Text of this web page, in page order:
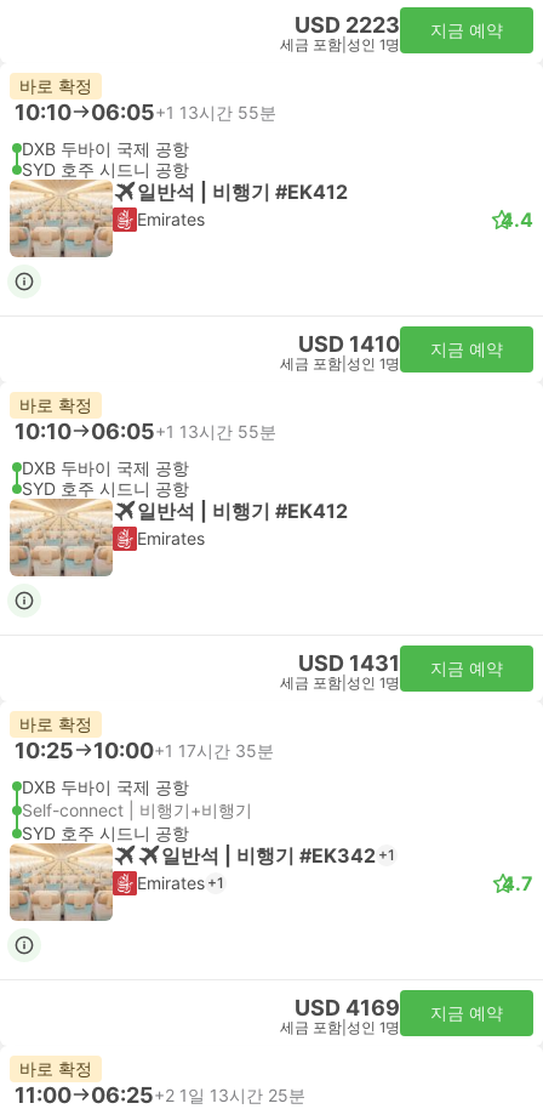
USD 2223
세금 포함 성인 1명
지금 예약
바로 확정
10:10 06:05+1 13시간 55분
DXB 두바이 국제 공항
SYD 호주 시드니 공항
일반석 | 비행기 #EK412
Emirates 4.4
USD 1410
세금 포함 성인 1명
지금 예약
바로 확정
10:10 06:05+1 13시간 55분
DXB 두바이 국제 공항
SYD 호주 시드니 공항
일반석 | 비행기 #EK412
Emirates
USD 1431
세금 포함 성인 1명
지금 예약
바로 확정
10:25 10:00+1 17시간 35분
DXB 두바이 국제 공항
Self-connect | 비행기+비행기
SYD 호주 시드니 공항
일반석 | 비행기 #EK342 +1
Emirates +1 4.7
USD 4169
세금 포함 성인 1명
지금 예약
바로 확정
11:00 06:25+2 1일 13시간 25분